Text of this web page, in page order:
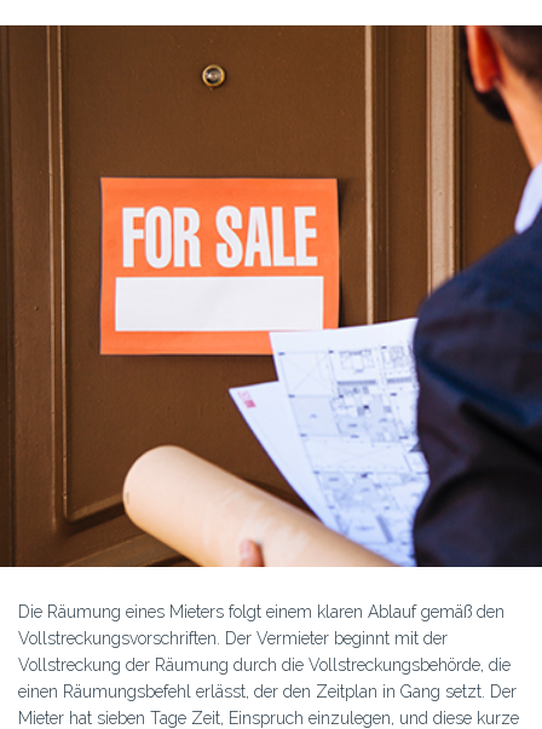
Die Räumung eines Mieters folgt einem klaren Ablauf gemäß den
Vollstreckungsvorschriften. Der Vermieter beginnt mit der
Vollstreckung der Räumung durch die Vollstreckungsbehörde, die
einen Räumungsbefehl erlässt, der den Zeitplan in Gang setzt. Der
Mieter hat sieben Tage Zeit, Einspruch einzulegen, und diese kurze